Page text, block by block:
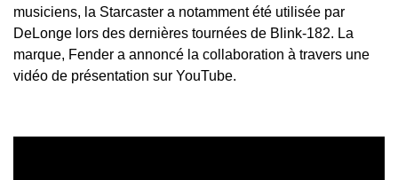
musiciens, la Starcaster a notamment été utilisée par
DeLonge lors des dernières tournées de Blink-182. La
marque, Fender a annoncé la collaboration à travers une
vidéo de présentation sur YouTube.